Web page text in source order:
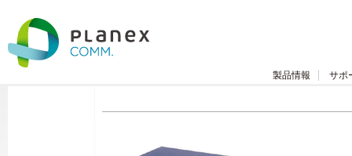
製品情報 サポ